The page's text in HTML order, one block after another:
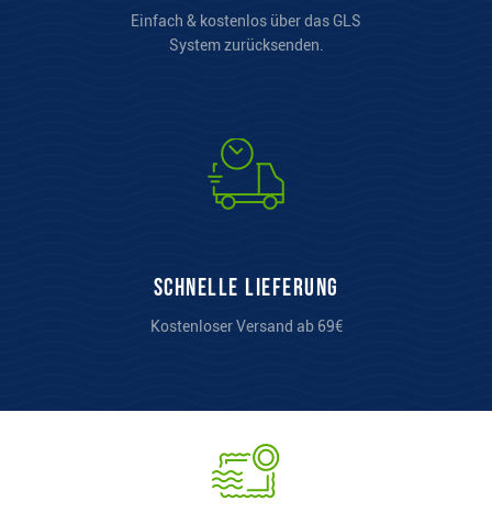
Einfach & kostenlos über das GLS
System zurücksenden.
Schnelle Lieferung
Kostenloser Versand ab 69€